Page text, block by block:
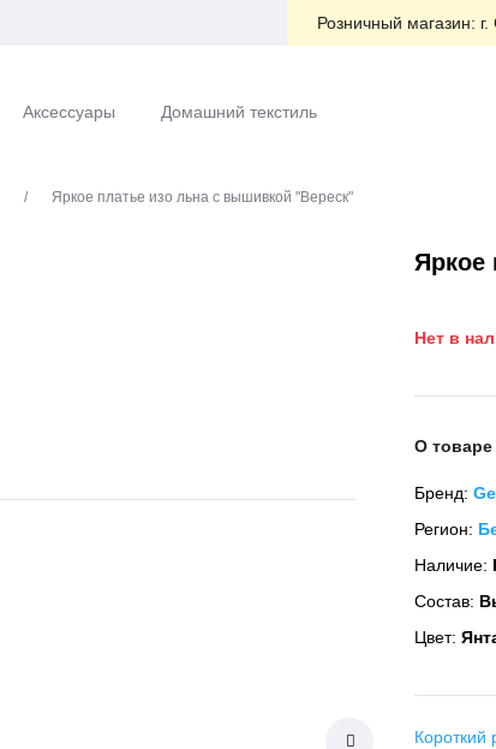
Розничный магазин:
Аксессуары Домашний текстиль
/ Яркое платье изо льна с вышивкой "Вереск"
Яркое
Нет в
О товаре
Бренд:
Регион:
Наличие:
Состав:
Цвет:
Короткий